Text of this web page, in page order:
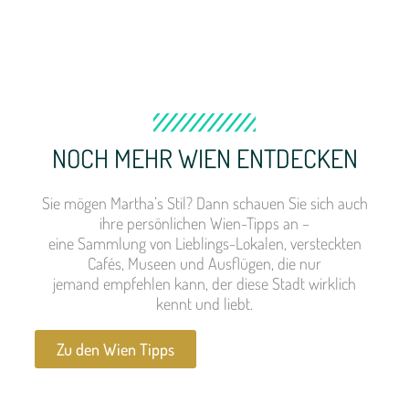
NOCH MEHR WIEN ENTDECKEN
Sie mögen Martha’s Stil? Dann schauen Sie sich auch
ihre persönlichen Wien-Tipps an –
eine Sammlung von Lieblings-Lokalen, versteckten
Cafés, Museen und Ausflügen, die nur
jemand empfehlen kann, der diese Stadt wirklich
kennt und liebt.
Zu den Wien Tipps